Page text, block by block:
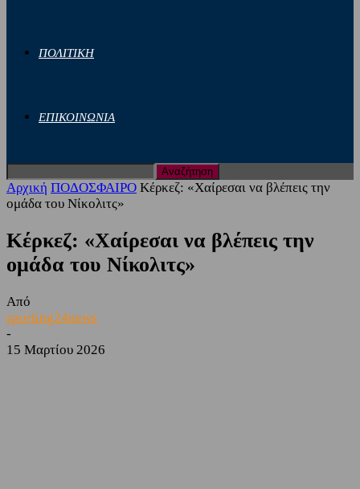
ΠΟΛΙΤΙΚΗ
ΕΠΙΚΟΙΝΩΝΙΑ
Αρχική ΠΟΔΟΣΦΑΙΡΟ Κέρκεζ: «Χαίρεσαι να βλέπεις την
ομάδα του Νίκολιτς»
Κέρκεζ: «Χαίρεσαι να βλέπεις την
ομάδα του Νίκολιτς»
Από
sporting24news
-
15 Μαρτίου 2026